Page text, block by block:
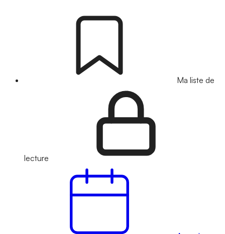
Ma liste de
lecture